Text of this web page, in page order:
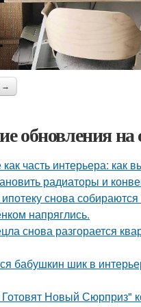
→
обновления на
часть интерьера: как
радиаторы и
снова
напряглись.
снова разгорается
бабушкин шик в
Новый Сюрприз"